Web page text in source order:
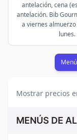
antelación, cena
antelación. Bib
a viernes
Mostrar precios
MENÚS DE